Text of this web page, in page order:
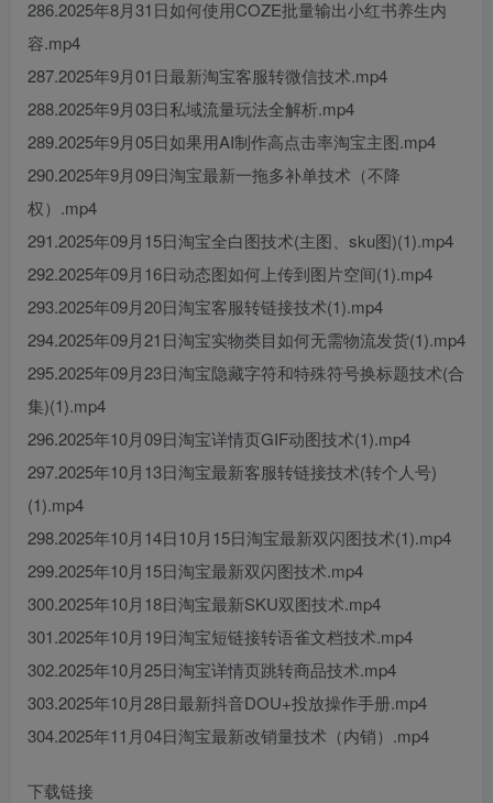
286.2025年8月31日如何使用COZE批量输出小红书养生内
容.mp4
287.2025年9月01日最新淘宝客服转微信技术.mp4
288.2025年9月03日私域流量玩法全解析.mp4
289.2025年9月05日如果用AI制作高点击率淘宝主图.mp4
290.2025年9月09日淘宝最新一拖多补单技术（不降
权）.mp4
291.2025年09月15日淘宝全白图技术(主图、sku图)(1).mp4
292.2025年09月16日动态图如何上传到图片空间(1).mp4
293.2025年09月20日淘宝客服转链接技术(1).mp4
294.2025年09月21日淘宝实物类目如何无需物流发货(1).mp4
295.2025年09月23日淘宝隐藏字符和特殊符号换标题技术(合
集)(1).mp4
296.2025年10月09日淘宝详情页GIF动图技术(1).mp4
297.2025年10月13日淘宝最新客服转链接技术(转个人号)
(1).mp4
298.2025年10月14日10月15日淘宝最新双闪图技术(1).mp4
299.2025年10月15日淘宝最新双闪图技术.mp4
300.2025年10月18日淘宝最新SKU双图技术.mp4
301.2025年10月19日淘宝短链接转语雀文档技术.mp4
302.2025年10月25日淘宝详情页跳转商品技术.mp4
303.2025年10月28日最新抖音DOU+投放操作手册.mp4
304.2025年11月04日淘宝最新改销量技术（内销）.mp4
下载链接